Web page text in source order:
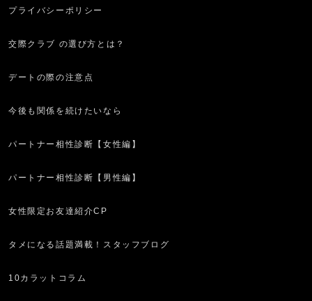
プライバシーポリシー
交際クラブ の選び方とは？
デートの際の注意点
今後も関係を続けたいなら
パートナー相性診断【女性編】
パートナー相性診断【男性編】
女性限定お友達紹介CP
タメになる話題満載！スタッフブログ
10カラットコラム